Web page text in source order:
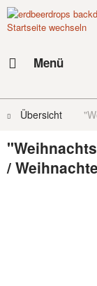
Menü
Übersicht
/